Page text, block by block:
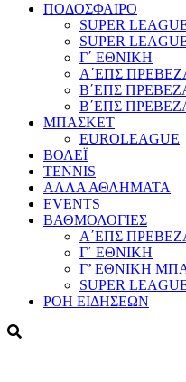
ΠΟΔΟΣΦΑΙΡΟ
SUPER
SUPER
Γ΄ ΕΘΝΙΚΗ
Α΄ΕΠΣ
Β΄ΕΠΣ
Β΄ΕΠΣ
ΜΠΑΣΚΕΤ
EUROLEAGUE
ΒΟΛΕΪ
TENNIS
ΑΛΛΑ ΑΘΛΗΜΑΤΑ
EVENTS
ΒΑΘΜΟΛΟΓΙΕΣ
Α΄ΕΠΣ
Γ΄ ΕΘΝΙΚΗ
Γ’ ΕΘΝΙΚΗ
SUPER
ΡΟΗ ΕΙΔΗΣΕΩΝ